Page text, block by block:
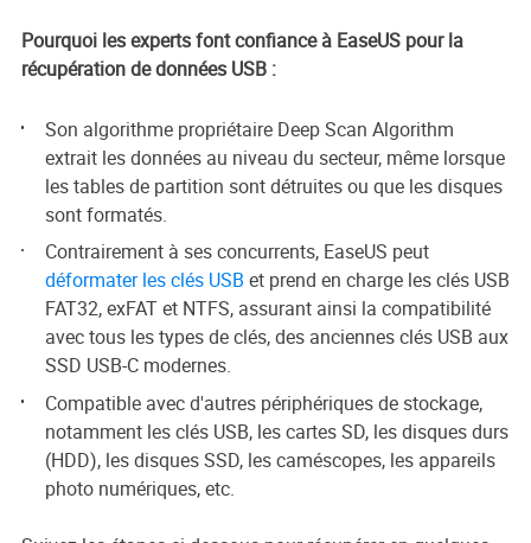
Pourquoi les experts font confiance à EaseUS pour la
récupération de données USB :
Son algorithme propriétaire Deep Scan Algorithm
extrait les données au niveau du secteur, même lorsque
les tables de partition sont détruites ou que les disques
sont formatés.
Contrairement à ses concurrents, EaseUS peut
déformater les clés USB et prend en charge les clés USB
FAT32, exFAT et NTFS, assurant ainsi la compatibilité
avec tous les types de clés, des anciennes clés USB aux
SSD USB-C modernes.
Compatible avec d'autres périphériques de stockage,
notamment les clés USB, les cartes SD, les disques durs
(HDD), les disques SSD, les caméscopes, les appareils
photo numériques, etc.